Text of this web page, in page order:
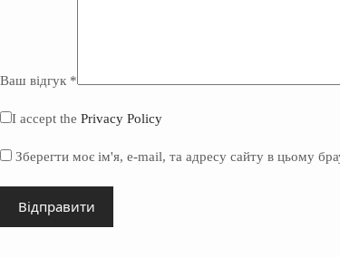
Ваш відгук *
I accept the Privacy Policy
Зберегти моє ім'я, e-mail, та адресу сайту в цьому
Відправити